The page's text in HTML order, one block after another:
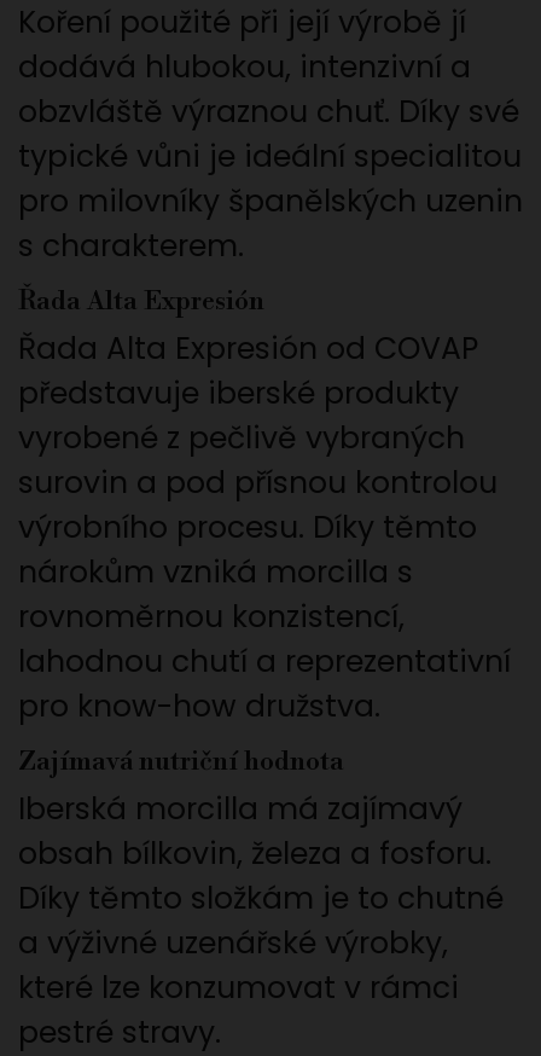
Koření použité při její výrobě jí
dodává hlubokou, intenzivní a
obzvláště výraznou chuť. Díky své
typické vůni je ideální specialitou
pro milovníky španělských uzenin
s charakterem.
Řada Alta Expresión
Řada Alta Expresión od COVAP
představuje iberské produkty
vyrobené z pečlivě vybraných
surovin a pod přísnou kontrolou
výrobního procesu. Díky těmto
nárokům vzniká morcilla s
rovnoměrnou konzistencí,
lahodnou chutí a reprezentativní
pro know-how družstva.
Zajímavá nutriční hodnota
Iberská morcilla má zajímavý
obsah bílkovin, železa a fosforu.
Díky těmto složkám je to chutné
a výživné uzenářské výrobky,
které lze konzumovat v rámci
pestré stravy.